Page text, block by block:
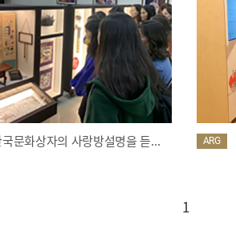
문화상자의 사랑방설명을 듣... ARG
1